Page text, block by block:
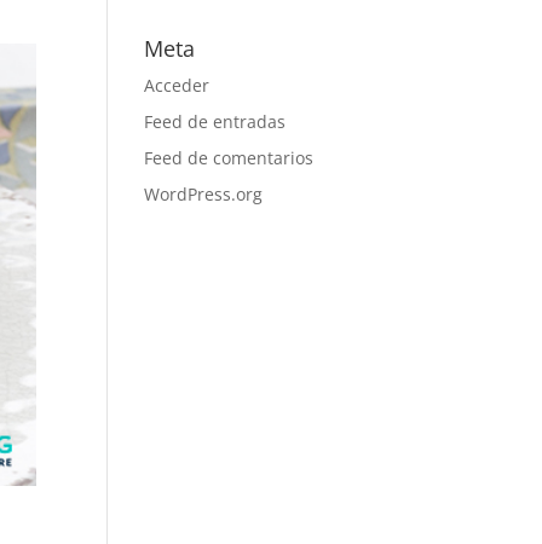
Meta
Acceder
Feed de entradas
Feed de comentarios
WordPress.org